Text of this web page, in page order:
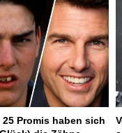
25 Promis haben sich